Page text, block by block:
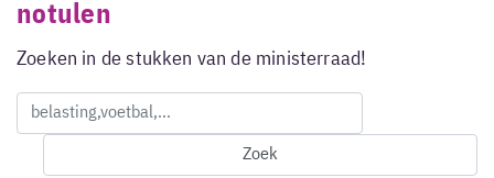
notulen
Zoeken in de stukken van de ministerraad!